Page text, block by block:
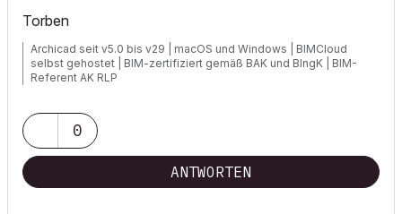
Torben
Archicad seit v5.0 bis v29 | macOS und Windows | BIMCloud
selbst gehostet | BIM-zertifiziert gemäß BAK und BIngK | BIM-
Referent AK RLP
0
ANTWORTEN